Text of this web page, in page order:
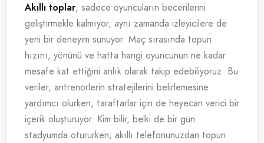
Akıllı toplar, sadece oyuncuların becerilerini
geliştirmekle kalmıyor, aynı zamanda izleyicilere de
yeni bir deneyim sunuyor. Maç sırasında topun
hızını, yönünü ve hatta hangi oyuncunun ne kadar
mesafe kat ettiğini anlık olarak takip edebiliyoruz. Bu
veriler, antrenörlerin stratejilerini belirlemesine
yardımcı olurken, taraftarlar için de heyecan verici bir
içerik oluşturuyor. Kim bilir, belki de bir gün
stadyumda otururken, akıllı telefonunuzdan topun